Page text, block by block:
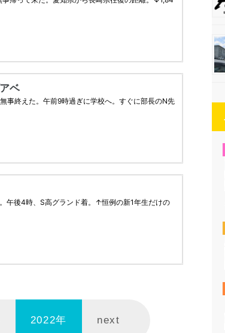
2022年 next